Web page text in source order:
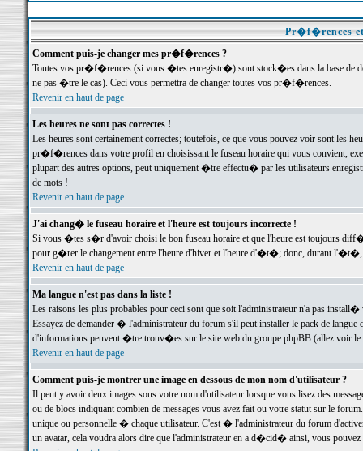
Pr�f�rences
Comment puis-je changer mes pr�f�rences ?
Toutes vos pr�f�rences (si vous �tes enregistr�) sont stock�es dans la base de
ne pas �tre le cas). Ceci vous permettra de changer toutes vos pr�f�rences.
Revenir en haut de page
Les heures ne sont pas correctes !
Les heures sont certainement correctes; toutefois, ce que vous pouvez voir sont
pr�f�rences dans votre profil en choisissant le fuseau horaire qui vous convient,
plupart des autres options, peut uniquement �tre effectu� par les utilisateurs
de mots !
Revenir en haut de page
J'ai chang� le fuseau horaire et l'heure est toujours incorrecte !
Si vous �tes s�r d'avoir choisi le bon fuseau horaire et que l'heure est toujours
pour g�rer le changement entre l'heure d'hiver et l'heure d'�t�; donc, durant
Revenir en haut de page
Ma langue n'est pas dans la liste !
Les raisons les plus probables pour ceci sont que soit l'administrateur n'a pas
Essayez de demander � l'administrateur du forum s'il peut installer le pack de
d'informations peuvent �tre trouv�es sur le site web du groupe phpBB (allez voir le
Revenir en haut de page
Comment puis-je montrer une image en dessous de mon nom d'utilisateur ?
Il peut y avoir deux images sous votre nom d'utilisateur lorsque vous lisez des
ou de blocs indiquant combien de messages vous avez fait ou votre statut sur le
unique ou personnelle � chaque utilisateur. C'est � l'administrateur du forum
un avatar, cela voudra alors dire que l'administrateur en a d�cid� ainsi, vous